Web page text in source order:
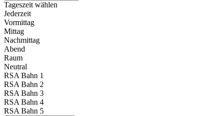
Tageszeit wählen
Jederzeit
Vormittag
Mittag
Nachmittag
Abend
Raum
Neutral
RSA Bahn 1
RSA Bahn 2
RSA Bahn 3
RSA Bahn 4
RSA Bahn 5